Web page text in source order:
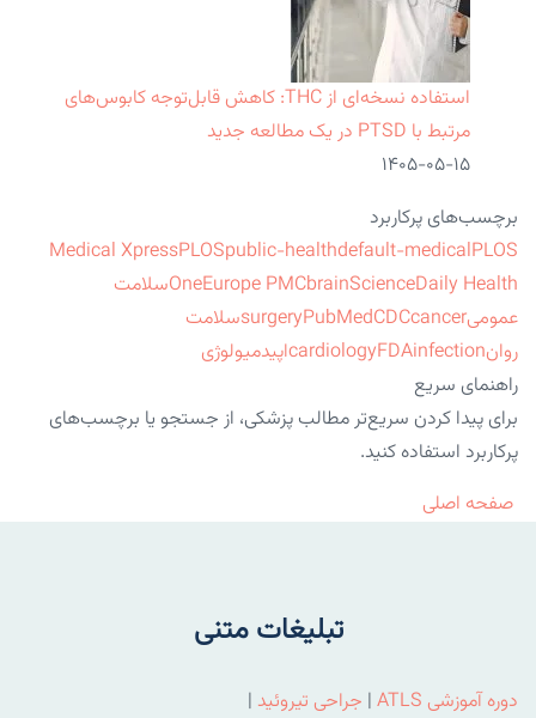
استفاده نسخه‌ای از THC: کاهش قابل‌توجه کابوس‌های
مرتبط با PTSD در یک مطالعه جدید
۱۴۰۵-۰۵-۱۵
برچسب‌های پرکاربرد
Medical XpressPLOSpublic-healthdefault-medicalPLOS
OneEurope PMCbrainScienceDaily Health
سلامت
عمومی
surgeryPubMedCDCcancer
سلامت
روان
cardiologyFDAinfection
اپیدمیولوژی
راهنمای سریع
برای پیدا کردن سریع‌تر مطالب پزشکی، از جستجو یا برچسب‌های
پرکاربرد استفاده کنید.
صفحه اصلی
تبلیغات متنی
دوره آموزشی ATLS | جراحی تیروئید |